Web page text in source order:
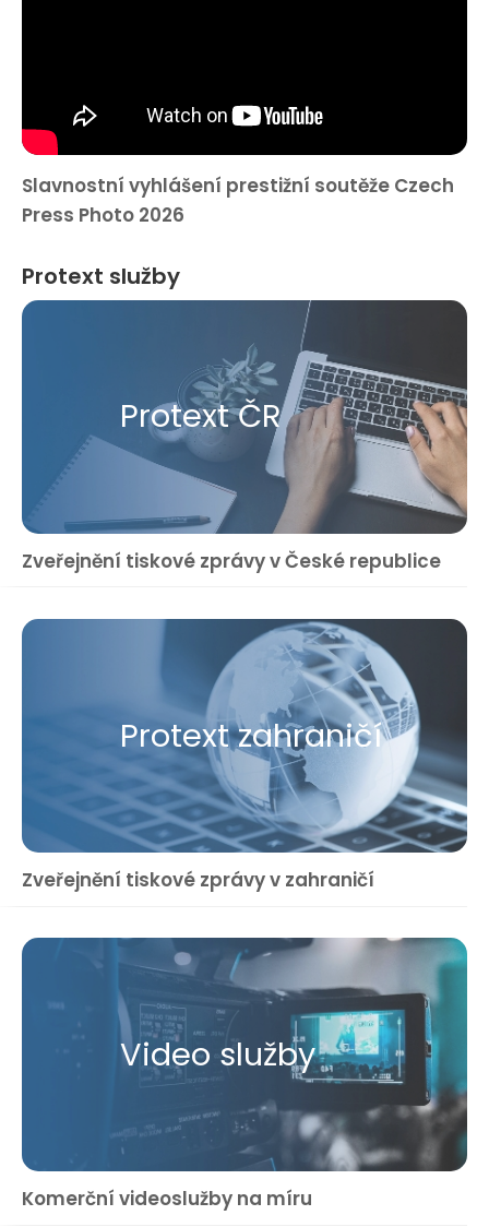
Slavnostní vyhlášení prestižní soutěže Czech
Press Photo 2026
Protext služby
Protext ČR
Zveřejnění tiskové zprávy v České republice
Protext zahraničí
Zveřejnění tiskové zprávy v zahraničí
Video služby
Komerční videoslužby na míru